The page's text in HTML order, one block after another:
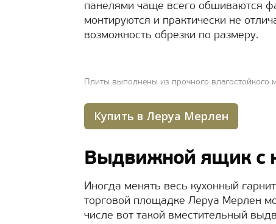
панелями чаще всего обшиваются
монтируются и практически не
возможность обрезки по размеру.
Плиты выполнены из прочного влагостойкого
Купить в Леруа Мерлен
Выдвижной ящик с
Иногда менять весь кухонный
торговой площадке Леруа Мерлен
числе вот такой вместительный